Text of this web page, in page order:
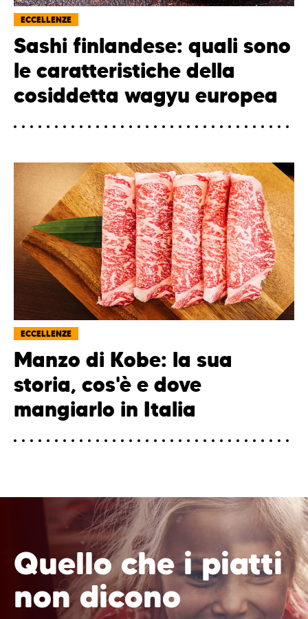
ECCELLENZE
Sashi finlandese: quali sono
le caratteristiche della
cosiddetta wagyu europea
ECCELLENZE
Manzo di Kobe: la sua
storia, cos'è e dove
mangiarlo in Italia
Quello che i piatti
non dicono